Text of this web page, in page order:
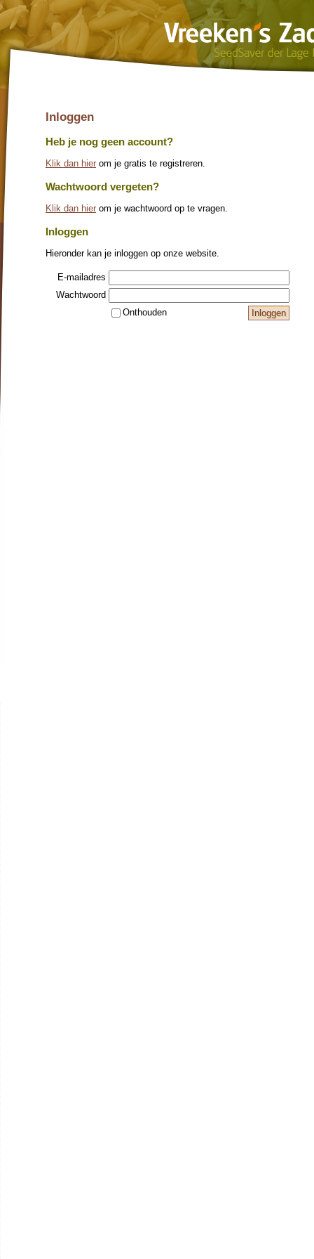
SELECT * FROM mijnexedo_coral.www_vreeken_nl__clients WHERE id=0
Inloggen
Heb je nog geen account?
Klik dan hier om je gratis te registreren.
Wachtwoord vergeten?
Klik dan hier om je wachtwoord op te vragen.
Inloggen
Hieronder kan je inloggen op onze website.
E-mailadres
Wachtwoord
Onthouden